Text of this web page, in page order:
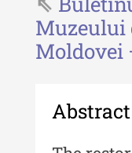
Revista
- 2024
Muzeului
Moldovei
Abstract